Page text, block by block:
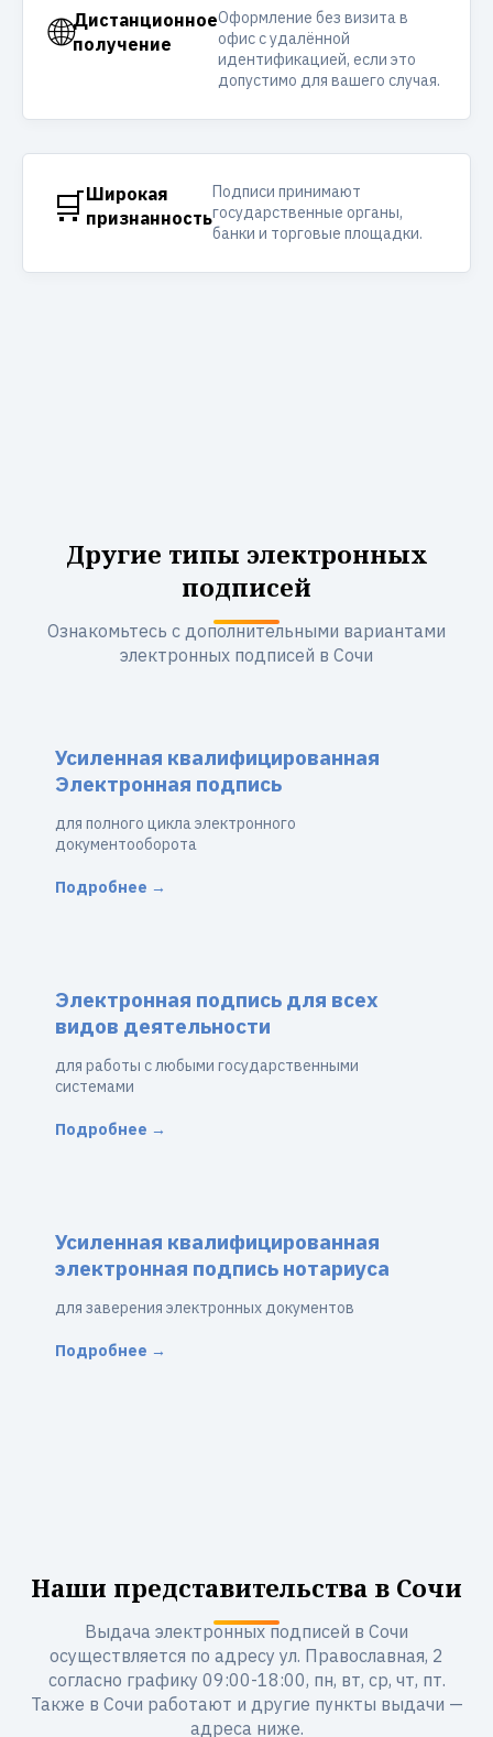
🌐Дистанционное
получение
Оформление без визита в
офис с удалённой
идентификацией, если это
допустимо для вашего случая.
🛒Широкая
признанность
Подписи принимают
государственные органы,
банки и торговые площадки.
Другие типы электронных
подписей
Ознакомьтесь с дополнительными вариантами
электронных подписей в Сочи
Усиленная квалифицированная
Электронная подпись
для полного цикла электронного
документооборота
Подробнее →
Электронная подпись для всех
видов деятельности
для работы с любыми государственными
системами
Подробнее →
Усиленная квалифицированная
электронная подпись нотариуса
для заверения электронных документов
Подробнее →
Наши представительства в Сочи
Выдача электронных подписей в Сочи
осуществляется по адресу ул. Православная, 2
согласно графику 09:00-18:00, пн, вт, ср, чт, пт.
Также в Сочи работают и другие пункты выдачи —
адреса ниже.